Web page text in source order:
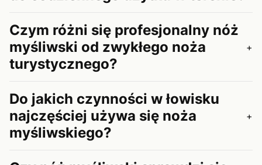
Czym różni się profesjonalny nóż
myśliwski od zwykłego noża
turystycznego?
+
Do jakich czynności w łowisku
najczęściej używa się noża
myśliwskiego?
+